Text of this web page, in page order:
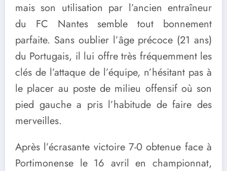
mais son utilisation par l’ancien entraîneur
du FC Nantes semble tout bonnement
parfaite. Sans oublier l’âge précoce (21 ans)
du Portugais, il lui offre très fréquemment les
clés de l’attaque de l’équipe, n’hésitant pas à
le placer au poste de milieu offensif où son
pied gauche a pris l’habitude de faire des
merveilles.
Après l’écrasante victoire 7-0 obtenue face à
Portimonense le 16 avril en championnat,